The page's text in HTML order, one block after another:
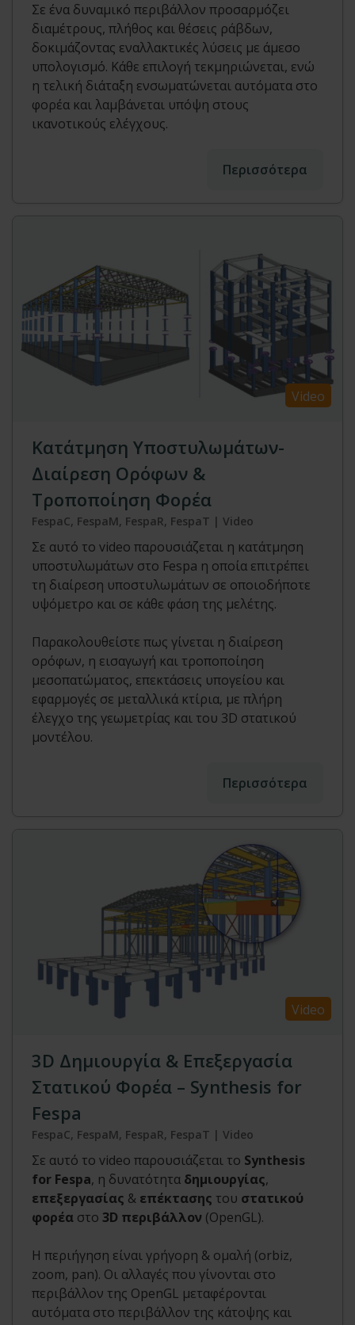
Σε ένα δυναμικό περιβάλλον προσαρμόζει
διαμέτρους, πλήθος και θέσεις ράβδων,
δοκιμάζοντας εναλλακτικές λύσεις με άμεσο
υπολογισμό. Κάθε επιλογή τεκμηριώνεται, ενώ
η τελική διάταξη ενσωματώνεται αυτόματα στο
φορέα και λαμβάνεται υπόψη στους
ικανοτικούς ελέγχους.
Περισσότερα
Video
Κατάτμηση Υποστυλωμάτων-
Διαίρεση Ορόφων &
Τροποποίηση Φορέα
FespaC, FespaM, FespaR, FespaT | Video
Σε αυτό το video παρουσιάζεται η κατάτμηση
υποστυλωμάτων στο Fespa η οποία επιτρέπει
τη διαίρεση υποστυλωμάτων σε οποιοδήποτε
υψόμετρο και σε κάθε φάση της μελέτης.
Παρακολουθείστε πως γίνεται η διαίρεση
ορόφων, η εισαγωγή και τροποποίηση
μεσοπατώματος, επεκτάσεις υπογείου και
εφαρμογές σε μεταλλικά κτίρια, με πλήρη
έλεγχο της γεωμετρίας και του 3D στατικού
μοντέλου.
Περισσότερα
Video
3D Δημιουργία & Επεξεργασία
Στατικού Φορέα – Synthesis for
Fespa
FespaC, FespaM, FespaR, FespaT | Video
Σε αυτό το video παρουσιάζεται το Synthesis
for Fespa, η δυνατότητα δημιουργίας,
επεξεργασίας & επέκτασης του στατικού
φορέα στο 3D περιβάλλον (OpenGL).
Η περιήγηση είναι γρήγορη & ομαλή (orbiz,
zoom, pan). Οι αλλαγές που γίνονται στο
περιβάλλον της OpenGL μεταφέρονται
αυτόματα στο περιβάλλον της κάτοψης και